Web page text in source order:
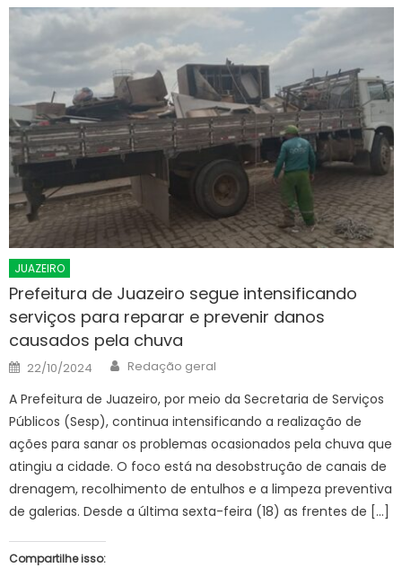
JUAZEIRO
Prefeitura de Juazeiro segue intensificando
serviços para reparar e prevenir danos
causados pela chuva
Posted
on
22/10/2024 Author
Redação geral
A Prefeitura de Juazeiro, por meio da Secretaria de Serviços
Públicos (Sesp), continua intensificando a realização de
ações para sanar os problemas ocasionados pela chuva que
atingiu a cidade. O foco está na desobstrução de canais de
drenagem, recolhimento de entulhos e a limpeza preventiva
de galerias. Desde a última sexta-feira (18) as frentes de […]
Compartilhe isso: